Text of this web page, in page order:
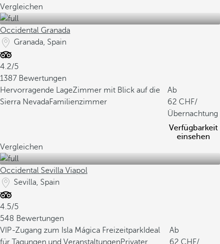
Vergleichen
Occidental Granada
Granada, Spain
4.2/5
1387 Bewertungen
Hervorragende LageZimmer mit Blick auf die
Sierra NevadaFamilienzimmer
Ab
62
/
Übernachtung
Verfügbarkeit
einsehen
Vergleichen
Occidental Sevilla Viapol
Sevilla, Spain
4.5/5
548 Bewertungen
VIP-Zugang zum Isla Mágica Freizeitpark Ideal
für Tagungen und VeranstaltungenPrivater
Ab
62
/